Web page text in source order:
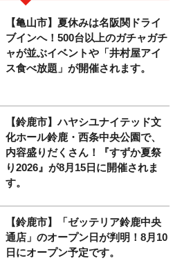
【亀山市】夏休みは名阪関ドライ
ブインへ！500台以上のガチャガチ
ャが並ぶイベントや「井村屋アイ
ス食べ放題」が開催されます。
【鈴鹿市】ハヤシユナイテッド文
化ホール鈴鹿・西条中央公園で、
内容盛りだくさん！『すずか夏祭
り2026』が8月15日に開催されま
す。
【鈴鹿市】「ゼッテリア鈴鹿中央
通店」のオープン日が判明！8月10
日にオープン予定です。